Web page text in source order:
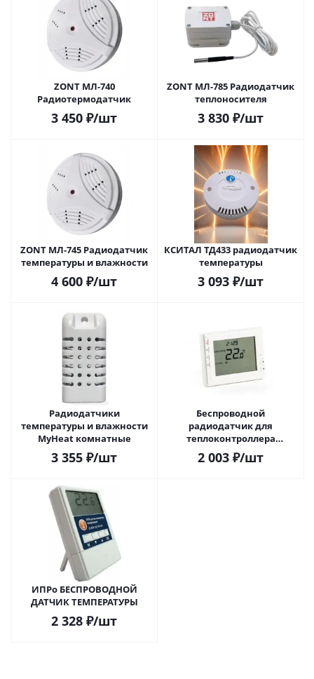
ZONT МЛ-740
Радиотермодатчик
3 450 ₽/шт
ZONT МЛ-785 Радиодатчик
теплоносителя
3 830 ₽/шт
ZONT МЛ-745 Радиодатчик
температуры и влажности
4 600 ₽/шт
КСИТАЛ ТД433 радиодатчик
температуры
3 093 ₽/шт
Радиодатчики
температуры и влажности
MyHeat комнатные
3 355 ₽/шт
Беспроводной
радиодатчик для
теплоконтроллера
Teplocom TSC-Prog RF 868
МГц 2АА прог
2 003 ₽/шт
ИПРо БЕСПРОВОДНОЙ
ДАТЧИК ТЕМПЕРАТУРЫ
2 328 ₽/шт